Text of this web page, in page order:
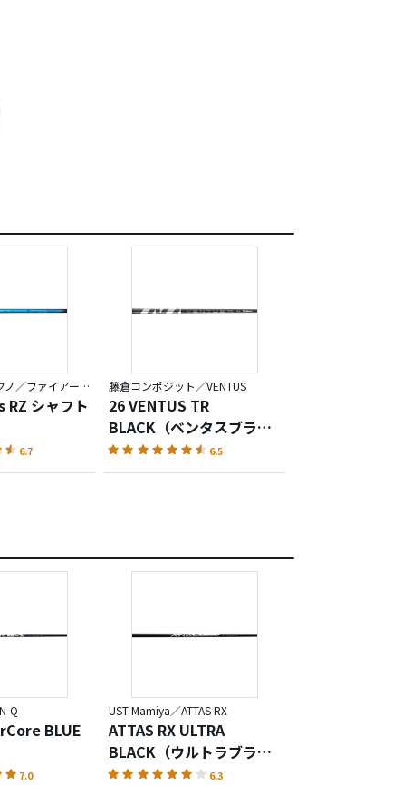
コンポジットテクノ／ファイアーエクスプレス
シャフト
6.7
藤倉コンポジット／VENTUS
26 VENTUS TR
BLACK（ベンタスブラッ
ク）
6.5
Q
BLUE
7.0
UST Mamiya／ATTAS RX
ATTAS RX ULTRA
BLACK（ウルトラブラッ
ク）
6.3